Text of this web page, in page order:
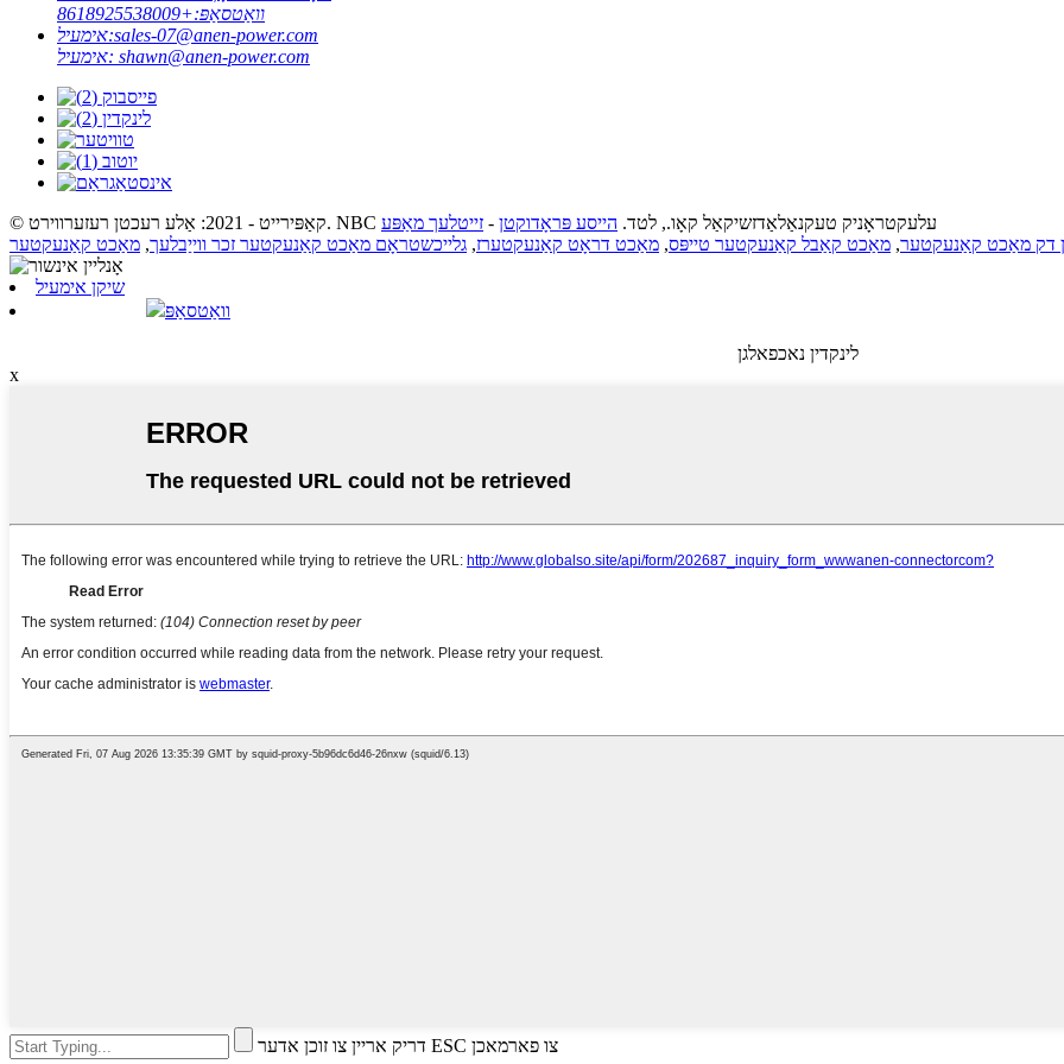
וואַטסאַפּ:+8618925538009
אימעיל:sales-07@anen-power.com
אימעיל: shawn@anen-power.com
© קאַפּירייט - 2021: אַלע רעכטן רעזערווירט. NBC עלעקטראָניק טעקנאַלאַדזשיקאַל קאָו., לטד. הייסע פּראָדוקטן - זייטלעך מאַפּע
, מאַכט קאַבל קאַנעקטער טייפּס, מאַכט דראָט קאַנעקטערז, גלייכשטראָם מאַכט קאַנעקטער זכר ווייַבלעך, מאַכט קאַנעקטער
שיקן אימעיל
וואַטסאַפּ
לינקדין נאכפאלגן
x
דריק אריין צו זוכן אדער ESC צו פארמאכן